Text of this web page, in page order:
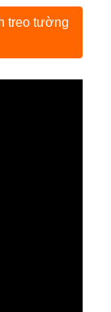
treo tường